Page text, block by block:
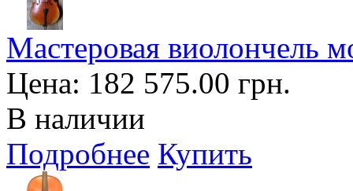
Мастеровая виолончель
Цена: 182 575.00 грн.
В наличии
Подробнее Купить